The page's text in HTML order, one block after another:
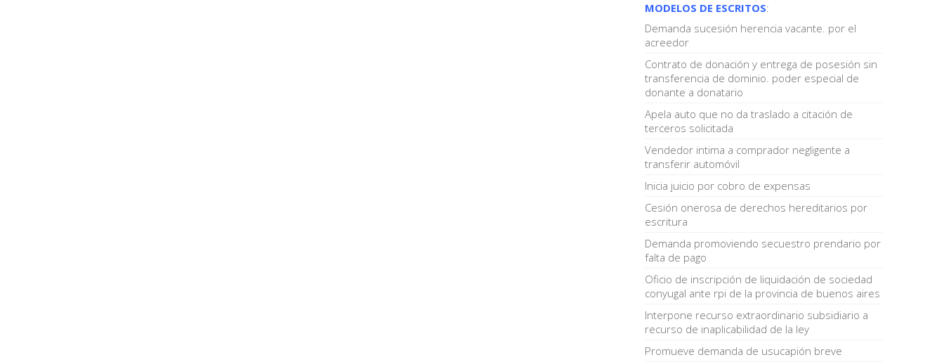
MODELOS DE ESCRITOS:
Demanda sucesión herencia vacante. por el
acreedor
Contrato de donación y entrega de posesión sin
transferencia de dominio. poder especial de
donante a donatario
Apela auto que no da traslado a citación de
terceros solicitada
Vendedor intima a comprador negligente a
transferir automóvil
Inicia juicio por cobro de expensas
Cesión onerosa de derechos hereditarios por
escritura
Demanda promoviendo secuestro prendario por
falta de pago
Oficio de inscripción de liquidación de sociedad
conyugal ante rpi de la provincia de buenos aires
Interpone recurso extraordinario subsidiario a
recurso de inaplicabilidad de la ley
Promueve demanda de usucapión breve